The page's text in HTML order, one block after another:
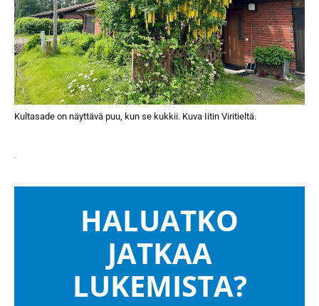
Kultasade on näyttävä puu, kun se kukkii. Kuva Iitin Viritieltä.
.
HALUATKO
JATKAA
LUKEMISTA?